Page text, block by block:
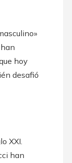
hoy
desafió
XXI.
han